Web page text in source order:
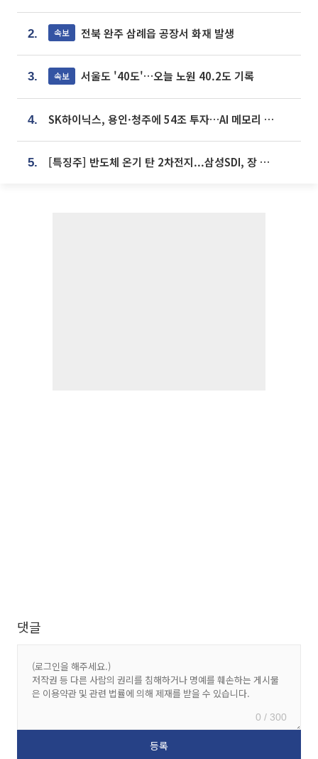
2. 속보 전북 완주 삼례읍 공장서 화재 발생
3. 속보 서울도 '40도'…오늘 노원 40.2도 기록
4. SK하이닉스, 용인·청주에 54조 투자…AI 메모리 생산기지 키운다
5. [특징주] 반도체 온기 탄 2차전지...삼성SDI, 장 초반 7% 넘게 껑충
댓글
0 / 300